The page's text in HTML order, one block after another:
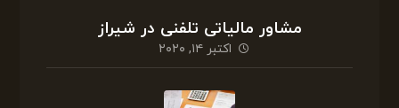
مشاور مالیاتی تلفنی در شیراز
اکتبر ۱۴, ۲۰۲۰